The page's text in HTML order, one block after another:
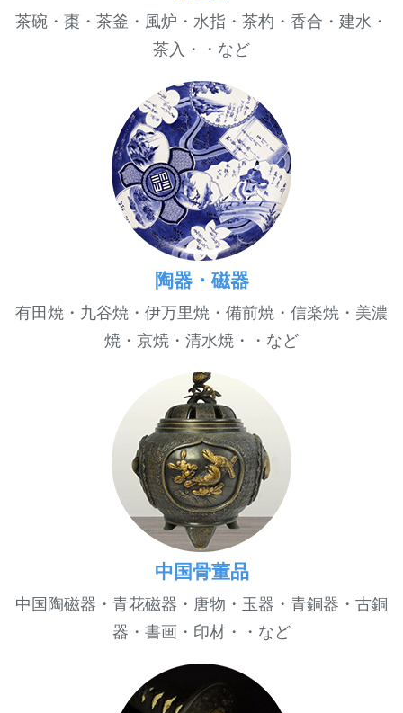
茶碗・棗・茶釜・風炉・水指・茶杓・香合・建水・
茶入・・など
陶器・磁器
有田焼・九谷焼・伊万里焼・備前焼・信楽焼・美濃
焼・京焼・清水焼・・など
中国骨董品
中国陶磁器・青花磁器・唐物・玉器・青銅器・古銅
器・書画・印材・・など